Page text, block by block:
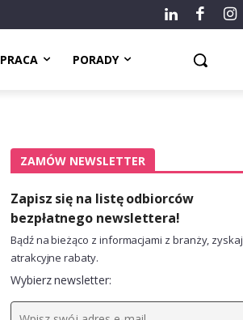
PRACA PORADY
ZAMÓW NEWSLETTER
Zapisz się na listę odbiorców
bezpłatnego newslettera!
Bądź na bieżąco z informacjami z branży, zyskaj
atrakcyjne rabaty.
Wybierz newsletter: